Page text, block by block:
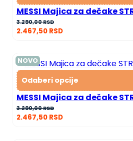
MESSI Majica za dečake
3.290,00RSD
2.467,50 RSD
NOVO
Odaberi opcije
MESSI Majica za dečake
3.290,00RSD
2.467,50 RSD